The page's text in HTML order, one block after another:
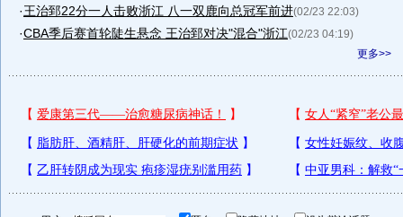
·王治郅22分一人击败浙江 八一双鹿向总冠军前进(02/23 22:03)
·CBA季后赛首轮陡生悬念 王治郅对决"混合"浙江(02/23 04:19)
更多>>